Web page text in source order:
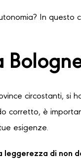
In questo
circostanti, si
corretto, è
esigenze.
leggerezza di non